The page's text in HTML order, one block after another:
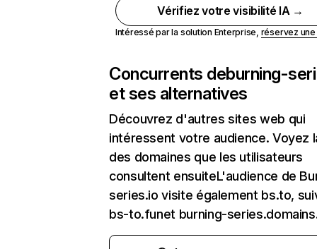
Vérifiez votre visibilité IA →
Intéressé par la solution Enterprise, réservez
Concurrents deburning-
et ses alternatives
Découvrez d'autres sites web qui
intéressent votre audience. Voyez
des domaines que les utilisateurs
consultent ensuiteL'audience de
series.io visite également bs.to,
bs-to.funet burning-